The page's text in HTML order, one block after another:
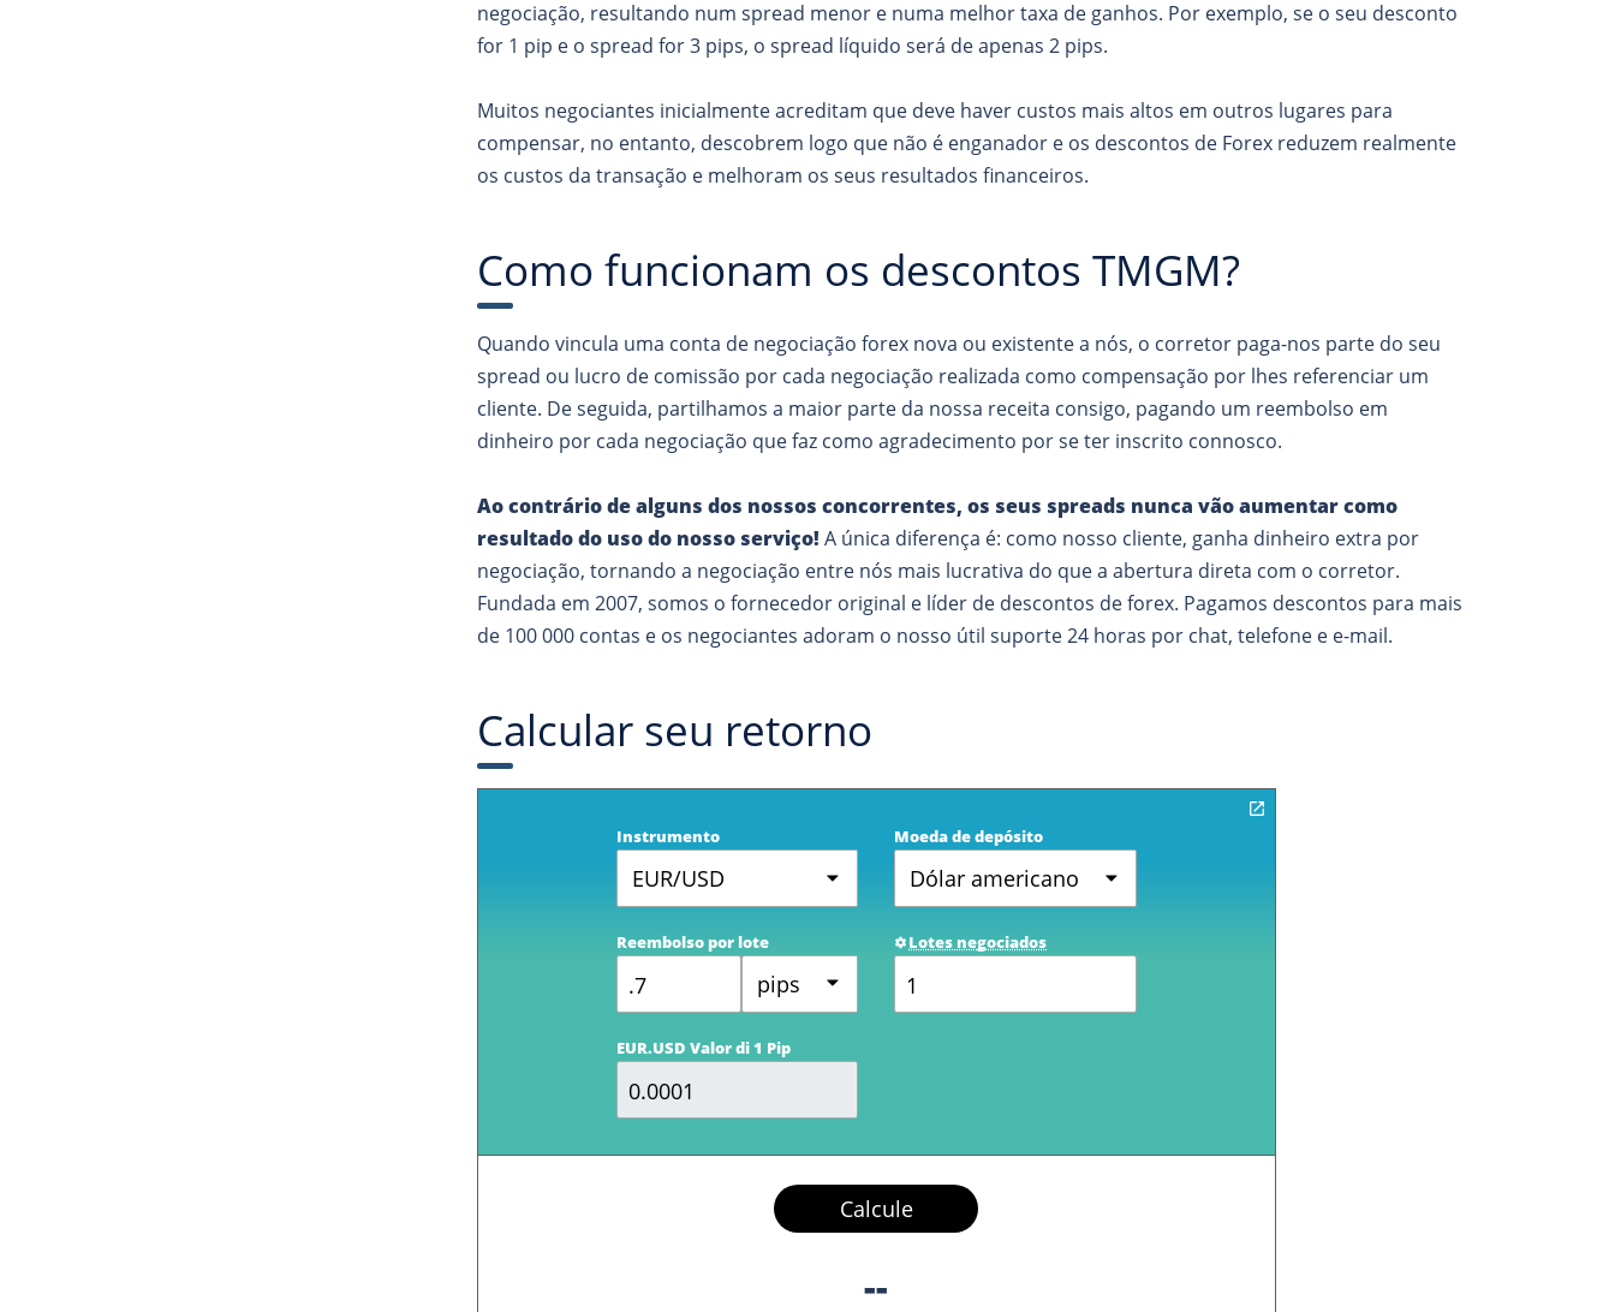
negociação, resultando num spread menor e numa melhor taxa de ganhos. Por exemplo, se o seu desconto
for 1 pip e o spread for 3 pips, o spread líquido será de apenas 2 pips.
Muitos negociantes inicialmente acreditam que deve haver custos mais altos em outros lugares para
compensar, no entanto, descobrem logo que não é enganador e os descontos de Forex reduzem realmente
os custos da transação e melhoram os seus resultados financeiros.
Como funcionam os descontos TMGM?
Quando vincula uma conta de negociação forex nova ou existente a nós, o corretor paga-nos parte do seu
spread ou lucro de comissão por cada negociação realizada como compensação por lhes referenciar um
cliente. De seguida, partilhamos a maior parte da nossa receita consigo, pagando um reembolso em
dinheiro por cada negociação que faz como agradecimento por se ter inscrito connosco.
Ao contrário de alguns dos nossos concorrentes, os seus spreads nunca vão aumentar como
resultado do uso do nosso serviço! A única diferença é: como nosso cliente, ganha dinheiro extra por
negociação, tornando a negociação entre nós mais lucrativa do que a abertura direta com o corretor.
Fundada em 2007, somos o fornecedor original e líder de descontos de forex. Pagamos descontos para mais
de 100 000 contas e os negociantes adoram o nosso útil suporte 24 horas por chat, telefone e e-mail.
Calcular seu retorno
Instrumento
EUR/USD
Moeda de depósito
Dólar americano
Reembolso por lote
pips
Lotes negociados
EUR.USD Valor di 1 Pip
Calcule
--